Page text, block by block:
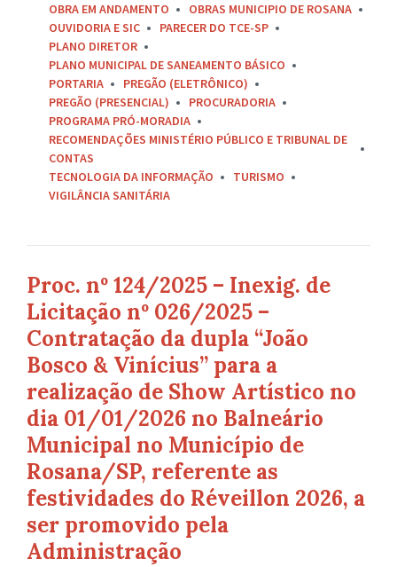
OBRA EM ANDAMENTO
OBRAS MUNICIPIO DE ROSANA
OUVIDORIA E SIC
PARECER DO TCE-SP
PLANO DIRETOR
PLANO MUNICIPAL DE SANEAMENTO BÁSICO
PORTARIA
PREGÃO (ELETRÔNICO)
PREGÃO (PRESENCIAL)
PROCURADORIA
PROGRAMA PRÓ-MORADIA
RECOMENDAÇÕES MINISTÉRIO PÚBLICO E TRIBUNAL DE
CONTAS
TECNOLOGIA DA INFORMAÇÃO
TURISMO
VIGILÂNCIA SANITÁRIA
Proc. nº 124/2025 – Inexig. de
Licitação nº 026/2025 –
Contratação da dupla “João
Bosco & Vinícius” para a
realização de Show Artístico no
dia 01/01/2026 no Balneário
Municipal no Município de
Rosana/SP, referente as
festividades do Réveillon 2026, a
ser promovido pela
Administração